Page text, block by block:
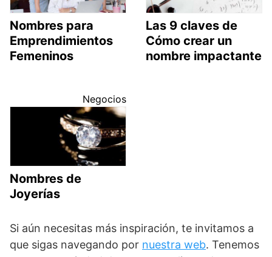
Nombres para
Emprendimientos
Femeninos
Las 9 claves de
Cómo crear un
nombre impactante
Negocios
Nombres de
Joyerías
Si aún necesitas más inspiración, te invitamos a
que sigas navegando por nuestra web. Tenemos